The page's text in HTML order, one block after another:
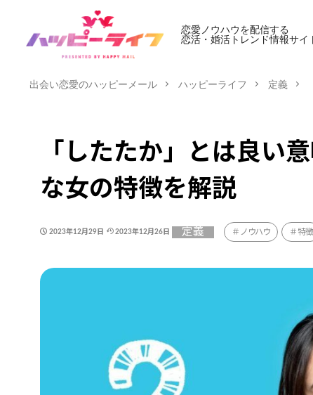
恋愛ノウハウを配信する
恋活・婚活トレンド情報サイ
出会い恋愛のハッピーメール ハッピーライフ 定義
「したたか」とは良い
な女の特徴を解説
2023年12月29日 2023年12月26日 定義 ノウハウ 特徴